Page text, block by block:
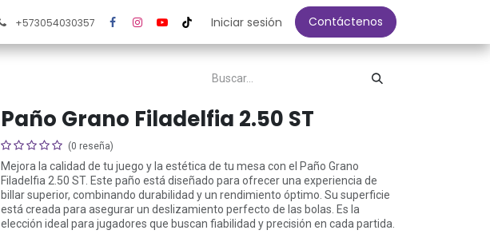
+573054030357 Iniciar sesión Contáctenos
Paño Grano Filadelfia 2.50 ST
(0 reseña)
Mejora la calidad de tu juego y la estética de tu mesa con el Paño Grano
Filadelfia 2.50 ST. Este paño está diseñado para ofrecer una experiencia de
billar superior, combinando durabilidad y un rendimiento óptimo. Su superficie
está creada para asegurar un deslizamiento perfecto de las bolas. Es la
elección ideal para jugadores que buscan fiabilidad y precisión en cada partida.